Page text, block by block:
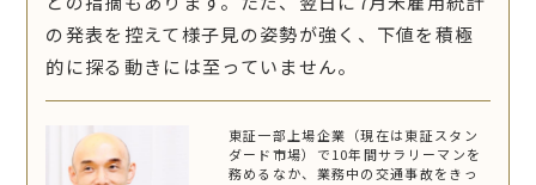
東証一部上場企業（現在は東証スタン
ダード市場）で10年間サラリーマンを
務めるなか、業務中の交通事故をきっ
の発表を控えて様子見の姿勢が強く、下値を積極
的に探る動きには至っていません。